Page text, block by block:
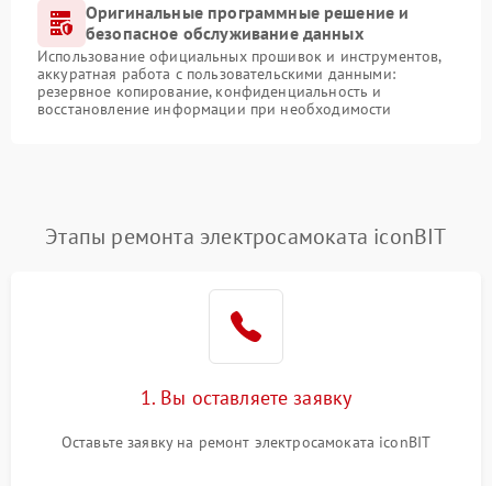
Оригинальные программные решение и
безопасное обслуживание данных
Использование официальных прошивок и инструментов,
аккуратная работа с пользовательскими данными:
резервное копирование, конфиденциальность и
восстановление информации при необходимости
Этапы ремонта электросамоката iconBIT
1. Вы оставляете заявку
Оставьте заявку на ремонт электросамоката iconBIT